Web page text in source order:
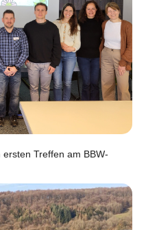
Treffen am BBW-